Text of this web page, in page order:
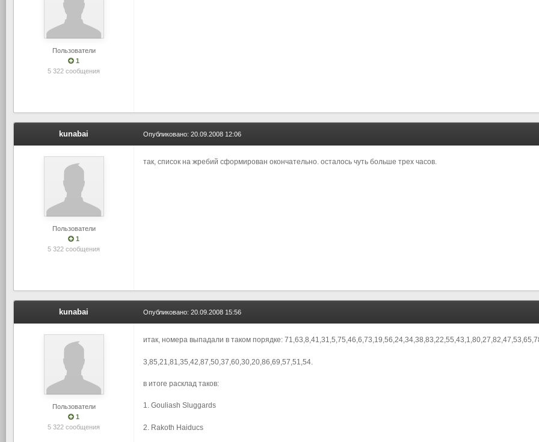
Пользователи
1
5 322 сообщения
kunabai
Пользователи
1
5 322 сообщения
Опубликовано: 20.09.2008 12:06
так, список на жребий сформирован окончательно. осталось чуть больше трех часов.
kunabai
Пользователи
1
5 322 сообщения
Опубликовано: 20.09.2008 15:56
итак, номера выпадали в таком порядке:
3,85,21,81,35,42,87,50,37,60,30,20,86,69,57,51,54.
в итоге расклад таков:
1. Gouliash Sluggards
2. Rakoth Haiducs